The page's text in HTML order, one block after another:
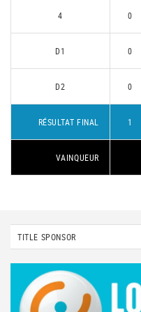
4 0
D1 0
D2 0
RÉSULTAT FINAL 1
VAINQUEUR
TITLE SPONSOR